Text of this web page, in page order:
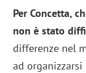
Per Concetta,
non è stato
differenze nel
ad